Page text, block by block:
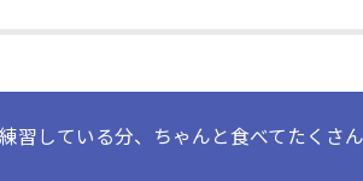
習している分、ちゃんと食べてたくさ